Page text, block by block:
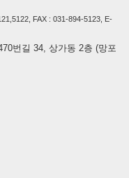
FAX : 031-894-5123, E-
번길 34, 상가동 2층 (망포